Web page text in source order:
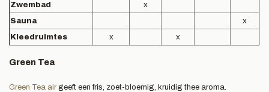
Zwembad
x
Sauna
x
Kleedruimtes
x x
Green Tea
Green Tea air geeft een fris, zoet-bloemig, kruidig thee aroma.